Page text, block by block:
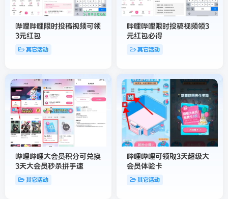
哔哩哔哩限时投稿视频可领
3元红包
其它活动
哔哩哔哩限时投稿视频领3
元红包必得
其它活动
哔哩哔哩大会员积分可兑换
3天大会员秒杀拼手速
其它活动
哔哩哔哩可领取3天超级大
会员体验卡
其它活动